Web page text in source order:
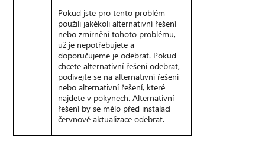
Pokud jste pro tento problém
použili jakékoli alternativní řešení
nebo zmírnění tohoto problému,
už je nepotřebujete a
doporučujeme je odebrat. Pokud
chcete alternativní řešení odebrat,
podívejte se na alternativní řešení
nebo alternativní řešení, které
najdete v pokynech. Alternativní
řešení by se mělo před instalací
červnové aktualizace odebrat.